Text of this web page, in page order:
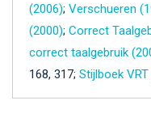
(2006); Verschueren
(2000); Correct
correct taalgebruik
168, 317; Stijlboek